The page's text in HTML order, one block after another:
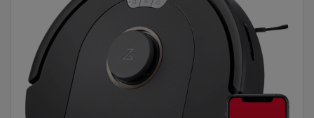
KABLOVI
KUĆANSKI
APARATI